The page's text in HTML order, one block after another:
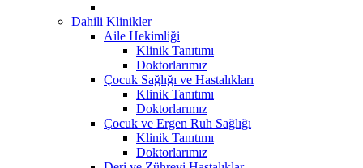
Dahili Klinikler
Aile Hekimliği
Klinik Tanıtımı
Doktorlarımız
Çocuk Sağlığı ve Hastalıkları
Klinik Tanıtımı
Doktorlarımız
Çocuk ve Ergen Ruh Sağlığı
Klinik Tanıtımı
Doktorlarımız